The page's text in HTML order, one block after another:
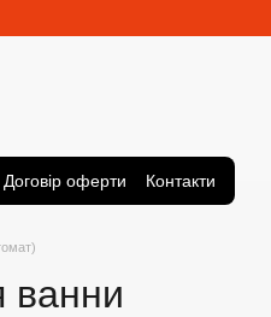
Договір оферти Контакти
ванни